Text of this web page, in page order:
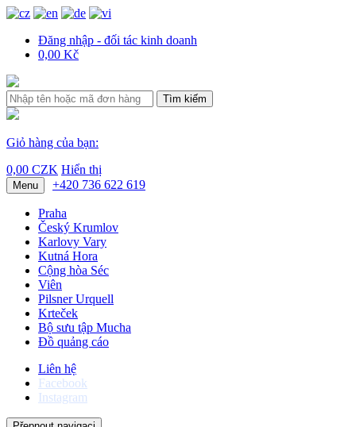
Đăng nhập - đối tác kinh doanh
0,00 Kč
Tìm kiếm
Giỏ hàng của bạn:
0,00 CZK Hiển thị
Menu +420 736 622 619
Praha
Český Krumlov
Karlovy Vary
Kutná Hora
Cộng hòa Séc
Viên
Pilsner Urquell
Krteček
Bộ sưu tập Mucha
Đồ quảng cáo
Liên hệ
Facebook
Instagram